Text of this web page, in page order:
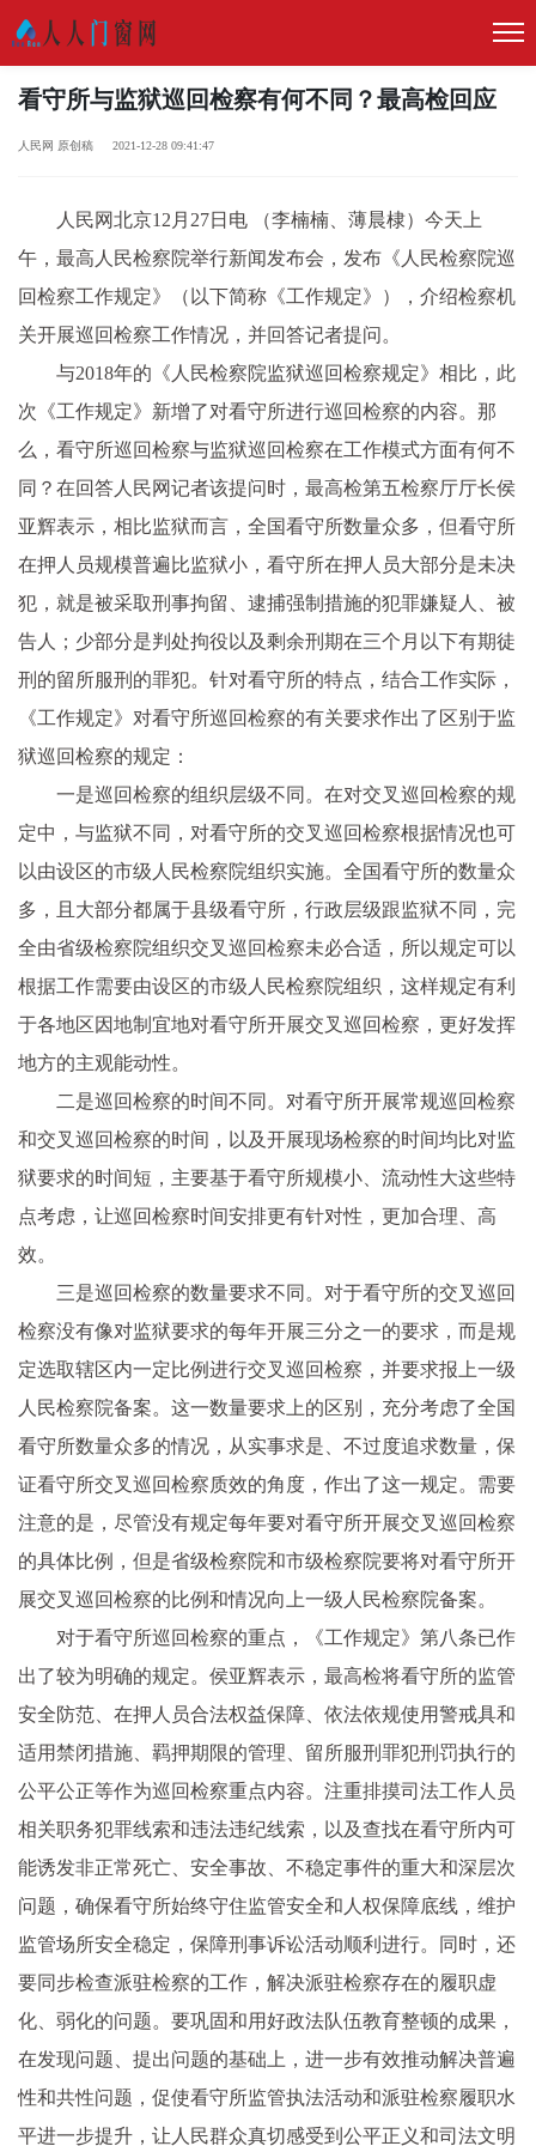
看守所与监狱巡回检察有何不同？最高检回应
人民网 原创稿 2021-12-28 09:41:47
人民网北京12月27日电 （李楠楠、薄晨棣）今天上
午，最高人民检察院举行新闻发布会，发布《人民检察院巡
回检察工作规定》（以下简称《工作规定》），介绍检察机
关开展巡回检察工作情况，并回答记者提问。
与2018年的《人民检察院监狱巡回检察规定》相比，此
次《工作规定》新增了对看守所进行巡回检察的内容。那
么，看守所巡回检察与监狱巡回检察在工作模式方面有何不
同？在回答人民网记者该提问时，最高检第五检察厅厅长侯
亚辉表示，相比监狱而言，全国看守所数量众多，但看守所
在押人员规模普遍比监狱小，看守所在押人员大部分是未决
犯，就是被采取刑事拘留、逮捕强制措施的犯罪嫌疑人、被
告人；少部分是判处拘役以及剩余刑期在三个月以下有期徒
刑的留所服刑的罪犯。针对看守所的特点，结合工作实际，
《工作规定》对看守所巡回检察的有关要求作出了区别于监
狱巡回检察的规定：
一是巡回检察的组织层级不同。在对交叉巡回检察的规
定中，与监狱不同，对看守所的交叉巡回检察根据情况也可
以由设区的市级人民检察院组织实施。全国看守所的数量众
多，且大部分都属于县级看守所，行政层级跟监狱不同，完
全由省级检察院组织交叉巡回检察未必合适，所以规定可以
根据工作需要由设区的市级人民检察院组织，这样规定有利
于各地区因地制宜地对看守所开展交叉巡回检察，更好发挥
地方的主观能动性。
二是巡回检察的时间不同。对看守所开展常规巡回检察
和交叉巡回检察的时间，以及开展现场检察的时间均比对监
狱要求的时间短，主要基于看守所规模小、流动性大这些特
点考虑，让巡回检察时间安排更有针对性，更加合理、高
效。
三是巡回检察的数量要求不同。对于看守所的交叉巡回
检察没有像对监狱要求的每年开展三分之一的要求，而是规
定选取辖区内一定比例进行交叉巡回检察，并要求报上一级
人民检察院备案。这一数量要求上的区别，充分考虑了全国
看守所数量众多的情况，从实事求是、不过度追求数量，保
证看守所交叉巡回检察质效的角度，作出了这一规定。需要
注意的是，尽管没有规定每年要对看守所开展交叉巡回检察
的具体比例，但是省级检察院和市级检察院要将对看守所开
展交叉巡回检察的比例和情况向上一级人民检察院备案。
对于看守所巡回检察的重点，《工作规定》第八条已作
出了较为明确的规定。侯亚辉表示，最高检将看守所的监管
安全防范、在押人员合法权益保障、依法依规使用警戒具和
适用禁闭措施、羁押期限的管理、留所服刑罪犯刑罚执行的
公平公正等作为巡回检察重点内容。注重排摸司法工作人员
相关职务犯罪线索和违法违纪线索，以及查找在看守所内可
能诱发非正常死亡、安全事故、不稳定事件的重大和深层次
问题，确保看守所始终守住监管安全和人权保障底线，维护
监管场所安全稳定，保障刑事诉讼活动顺利进行。同时，还
要同步检查派驻检察的工作，解决派驻检察存在的履职虚
化、弱化的问题。要巩固和用好政法队伍教育整顿的成果，
在发现问题、提出问题的基础上，进一步有效推动解决普遍
性和共性问题，促使看守所监管执法活动和派驻检察履职水
平进一步提升，让人民群众真切感受到公平正义和司法文明